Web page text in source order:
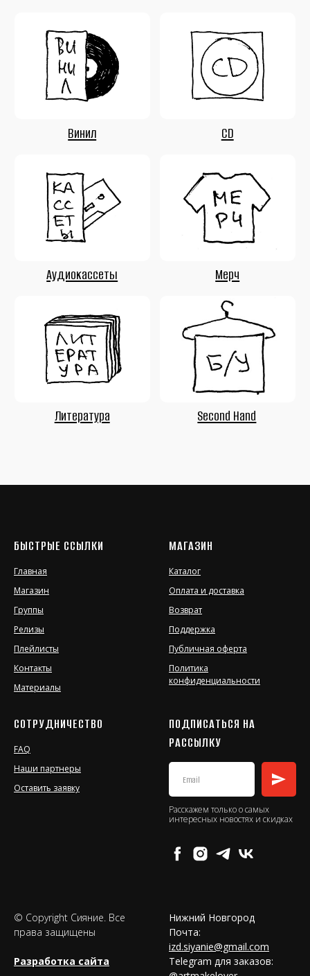
Литература
БЫСТРЫЕ ССЫЛКИ
Главная
Магазин
Группы
Релизы
Плейлисты
Контакты
Материалы
МАГАЗИН
Каталог
Оплата и доставка
Возврат
Поддержка
Публичная оферта
Политика
конфиденциальности
СОТРУДНИЧЕСТВО
FAQ
Наши партнеры
Оставить заявку
ПОДПИСАТЬСЯ НА
РАССЫЛКУ
Расскажем только о самых
интересных новостях и скидках
© Copyright Сияние. Все
права защищены
Разработка сайта
Нижний Новгород
Почта:
izd.siyanie@gmail.com
Telegram для заказов: